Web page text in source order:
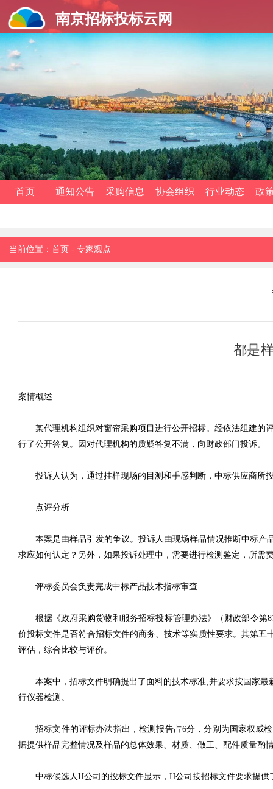
南京招标投标云网
首页 通知公告 采购信息 协会组织 行业动态 政
当前位置： 首页 - 专家观点
都是
案情概述
某代理机构组织对窗帘采购项目进行公开招标。经依法组建
行了公开答复。因对代理机构的质疑答复不满，向财政部门投诉。
投诉人认为，通过挂样现场的目测和手感判断，中标供应商所
点评分析
本案是由样品引发的争议。投诉人由现场样品情况推断中标
求应如何认定？另外，如果投诉处理中，需要进行检测鉴定，所需
评标委员会负责完成中标产品技术指标审查
根据《政府采购货物和服务招标投标管理办法》（财政部令第
价投标文件是否符合招标文件的商务、技术等实质性要求。其第
评估，综合比较与评价。
本案中，招标文件明确提出了面料的技术标准,并要求按国家
行仪器检测。
招标文件的评标办法指出，检测报告占6分，分别为国家权威
据提供样品完整情况及样品的总体效果、材质、做工、配件质量酌
中标候选人H公司的投标文件显示，H公司按招标文件要求提